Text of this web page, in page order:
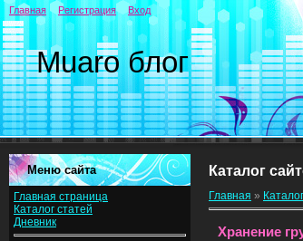
Muaro блог
Главная Регистрация Вход
Меню сайта
Главная страница
Каталог статей
Дневник
Каталог
Главная »
Хранение